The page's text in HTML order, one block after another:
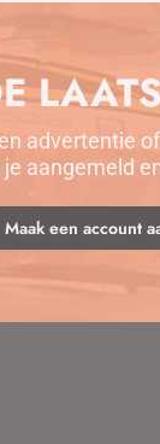
advertentie
aangemeld
Maak een account